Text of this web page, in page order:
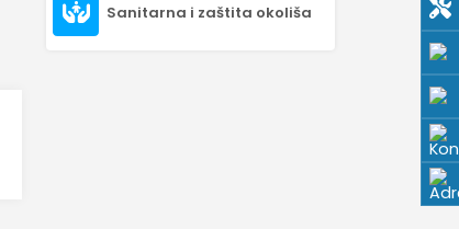
Sanitarna i zaštita okoliša